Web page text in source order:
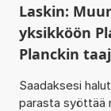
Laskin:
yksikköön
Planckin
Saadaksesi
parasta syöttää